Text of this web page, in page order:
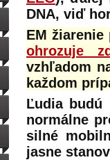
DNA, viď
EM
ohrozuje
vzhľadom
každom
Ľudia
normálne
silné
jasne